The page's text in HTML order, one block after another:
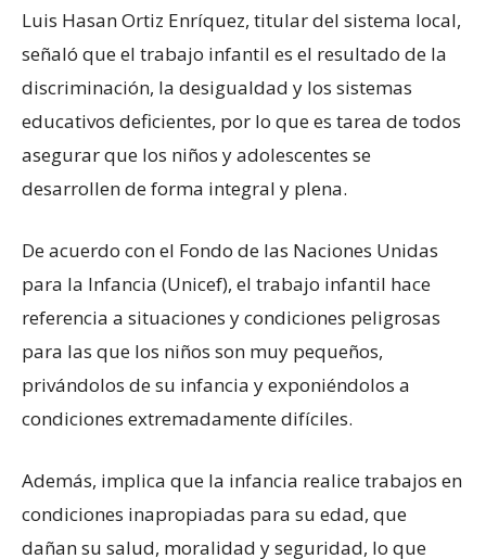
Luis Hasan Ortiz Enríquez, titular del sistema local,
señaló que el trabajo infantil es el resultado de la
discriminación, la desigualdad y los sistemas
educativos deficientes, por lo que es tarea de todos
asegurar que los niños y adolescentes se
desarrollen de forma integral y plena.
De acuerdo con el Fondo de las Naciones Unidas
para la Infancia (Unicef), el trabajo infantil hace
referencia a situaciones y condiciones peligrosas
para las que los niños son muy pequeños,
privándolos de su infancia y exponiéndolos a
condiciones extremadamente difíciles.
Además, implica que la infancia realice trabajos en
condiciones inapropiadas para su edad, que
dañan su salud, moralidad y seguridad, lo que